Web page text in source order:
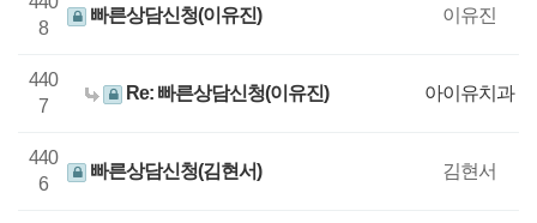
8
빠른상담신청(이유진) 이유진
440
7
Re: 빠른상담신청(이유진) 아이유치과
440
6
빠른상담신청(김현서) 김현서